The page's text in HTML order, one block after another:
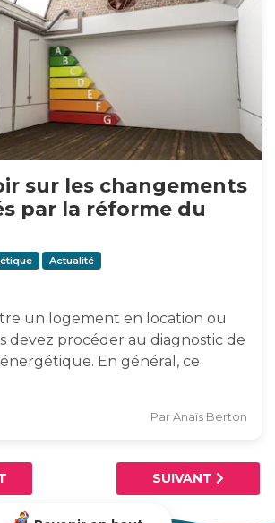
sur les changements
par la réforme du
Actualité
un logement en location ou
devez procéder au diagnostic de
En général, ce
Par Anaïs Berton
SUIVANT